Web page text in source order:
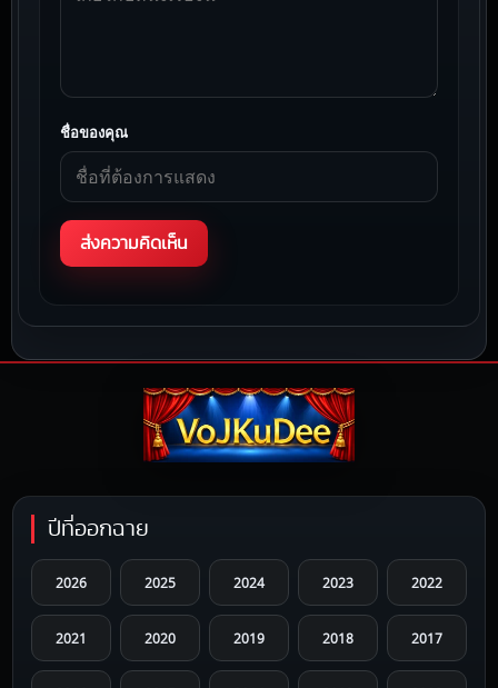
ชื่อของคุณ
ปีที่ออกฉาย
2026 2025 2024 2023 2022
2021 2020 2019 2018 2017